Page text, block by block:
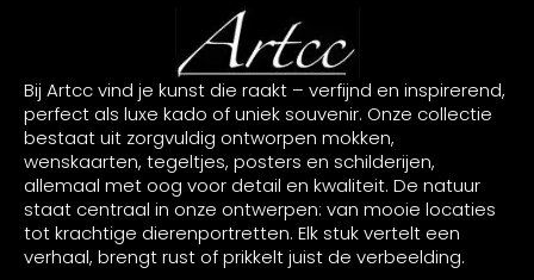
Bij Artcc vind je kunst die raakt – verfijnd en inspirerend,
perfect als luxe kado of uniek souvenir. Onze collectie
bestaat uit zorgvuldig ontworpen mokken,
wenskaarten, tegeltjes, posters en schilderijen,
allemaal met oog voor detail en kwaliteit. De natuur
staat centraal in onze ontwerpen: van mooie locaties
tot krachtige dierenportretten. Elk stuk vertelt een
verhaal, brengt rust of prikkelt juist de verbeelding.